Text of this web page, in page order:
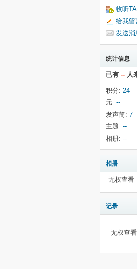
收听TA
给我留
发送消
统计信息
已有 -- 人
积分: 24
元: --
发声筒: 7
主题: --
相册: --
相册
无权查看
记录
无权查看